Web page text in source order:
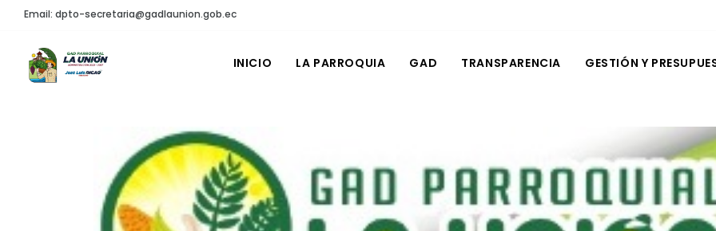
Email: dpto-secretaria@gadlaunion.gob.ec
INICIO LA PARROQUIA GAD TRANSPARENCIA GESTIÓN Y